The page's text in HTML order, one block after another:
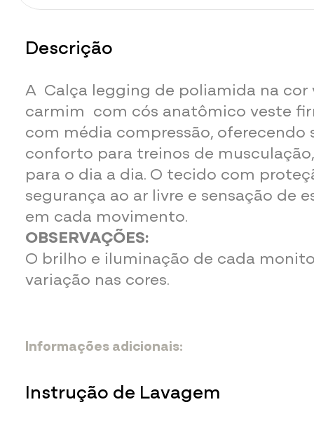
Descrição
A Calça legging de poliamida na cor
carmim com cós anatômico veste
com média compressão, oferecendo
conforto para treinos de
para o dia a dia. O tecido com
segurança ao ar livre e sensação de
em cada movimento.
OBSERVAÇÕES:
O brilho e iluminação de cada
variação nas cores.
Informações adicionais:
15% Elastano
Instrução de Lavagem